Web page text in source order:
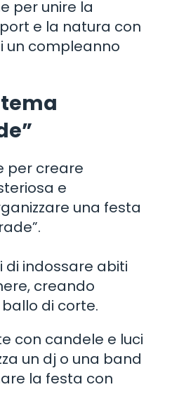
per unire la
e la natura con
un compleanno
per creare
e
una festa
di indossare abiti
creando
di corte.
con candele e luci
un dj o una band
la festa con